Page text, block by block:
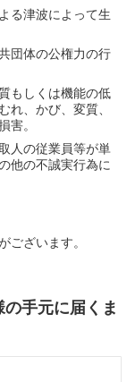
る津波によって生
団体の公権力の行
もしくは機能の低
れ、かび、変質、
害。
人の従業員等が単
他の不誠実行為に
ございます。
手元に届くま